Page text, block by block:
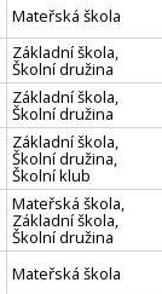
Mateřská škola
Základní škola,
Školní družina
Základní škola,
Školní družina
Základní škola,
Školní družina,
Školní klub
Mateřská škola,
Základní škola,
Školní družina
Mateřská škola